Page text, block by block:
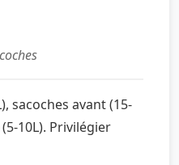
sacoches avant (15-
10L). Privilégier